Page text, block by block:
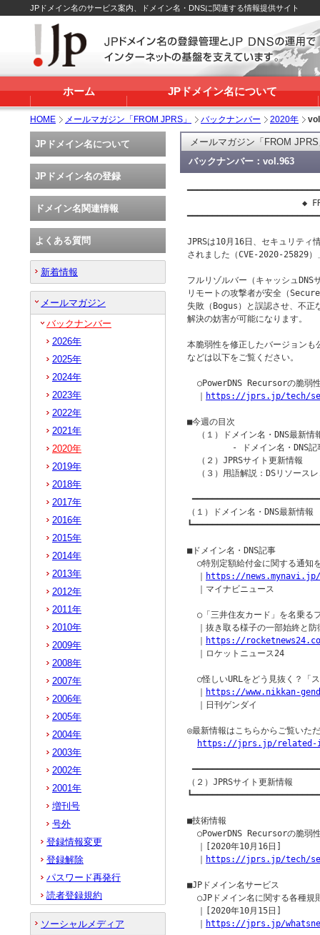
JPドメイン名のサービス案内、ドメイン名・DNSに関連する情報提供サイト
ホーム JPドメイン名について
HOME メールマガジン「FROM JPRS」 バックナンバー 2020年
メールマガジン「FROM
バックナンバー：vol.963
◆
JPRSは10月16日、セキュリテ
されました（CVE-2020-25829）
フルリゾルバー（キャッシュ
リモートの攻撃者が安全（
失敗（Bogus）と誤認させ、不正
解決の妨害が可能になります。
本脆弱性を修正したバージョン
などは以下をご覧ください。
○PowerDNS Recursorの脆弱
https://jprs.jp/tech/
■今週の目次
（１）ドメイン名・DNS最新情
- ドメイン名・DNS記
  （２）JPRSサイト更新情報
（３）用語解説：DSリソース
（１）ドメイン名・DNS最新情報
■ドメイン名・DNS記事
○特別定額給付金に関する通知
https://
  ｜マイナビニュース
○「三井住友カード」を名乗る
｜抜き取る様子の一部始終と防
https://
  ｜ロケットニュース24
○怪しいURLをどう見抜く？「
https://www.nikkan-
  ｜日刊ゲンダイ
◎最新情報はこちらからご覧いた
https://jprs.jp/related-
（２）JPRSサイト更新情報
■技術情報
○PowerDNS Recursorの脆弱
  ｜[2020年10月16日]
https://jprs.jp/tech/
■JPドメイン名サービス
○JPドメイン名に関する各種規
  ｜[2020年10月15日]
https://jprs.jp/
JPドメイン名について
JPドメイン名の登録
ドメイン名関連情報
よくある質問
新着情報
メールマガジン
バックナンバー
2026年
2025年
2024年
2023年
2022年
2021年
2020年
2019年
2018年
2017年
2016年
2015年
2014年
2013年
2012年
2011年
2010年
2009年
2008年
2007年
2006年
2005年
2004年
2003年
2002年
2001年
増刊号
号外
登録情報変更
登録解除
パスワード再発行
読者登録規約
ソーシャルメディア